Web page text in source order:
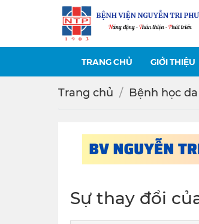
TRANG CHỦ GIỚI THIỆU
Trang chủ Bệnh học da
Sự thay đổi